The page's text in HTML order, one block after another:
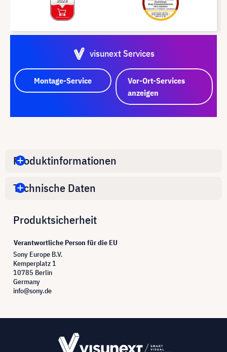
visunext Services
Montage-Service
Vor-Ort-Services
anzeigen
Produktinformationen
Technische Daten
Produktsicherheit
Verantwortliche Person für die EU
Sony Europe B.V.
Kemperplatz 1
10785 Berlin
Germany
info@sony.de